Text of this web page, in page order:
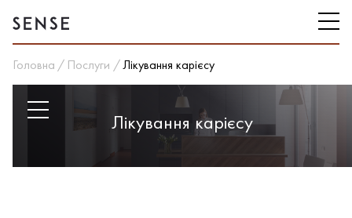
Головна Послуги Лікування карієсу
Лікування карієсу